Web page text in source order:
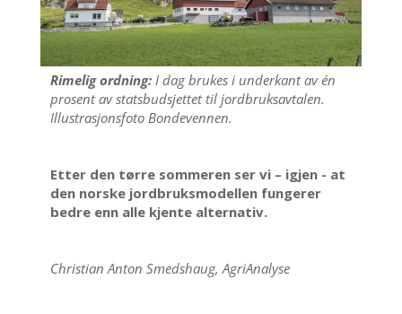
Rimelig ordning:I dag brukes i underkant av én
prosent av statsbudsjettet til jordbruksavtalen.
Illustrasjonsfoto Bondevennen.
Etter den tørre sommeren ser vi – igjen - at
den norske jordbruksmodellen fungerer
bedre enn alle kjente alternativ.
Christian Anton Smedshaug, AgriAnalyse